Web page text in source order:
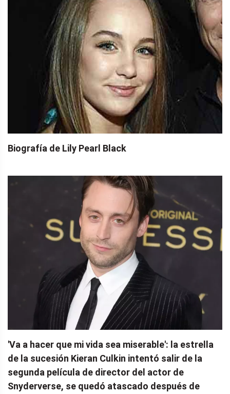
Biografía de Lily Pearl Black
'Va a hacer que mi vida sea miserable': la estrella
de la sucesión Kieran Culkin intentó salir de la
segunda película de director del actor de
Snyderverse, se quedó atascado después de